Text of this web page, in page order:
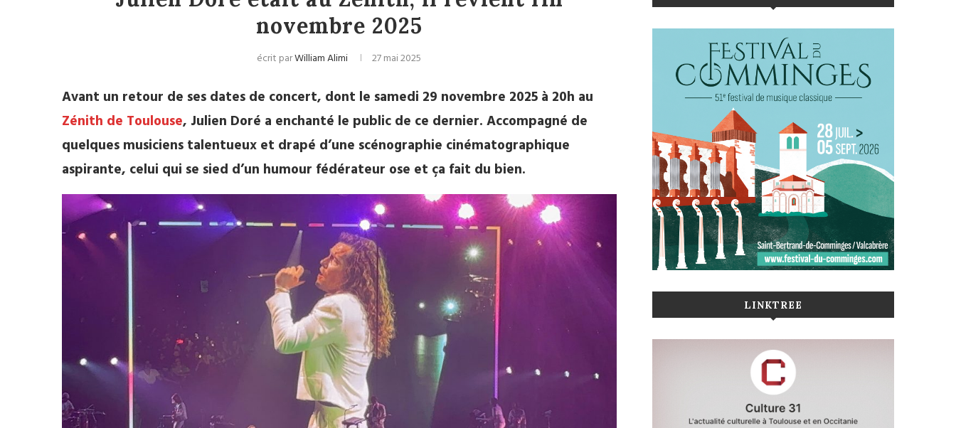
novembre 2025
écrit parWilliam Alimi 27 mai 2025
Avant un retour de ses dates de concert, dont le samedi 29 novembre 2025 à 20h au
Zénith de Toulouse, Julien Doré a enchanté le public de ce dernier. Accompagné de
quelques musiciens talentueux et drapé d’une scénographie cinématographique
aspirante, celui qui se sied d’un humour fédérateur ose et ça fait du bien.
LINKTREE